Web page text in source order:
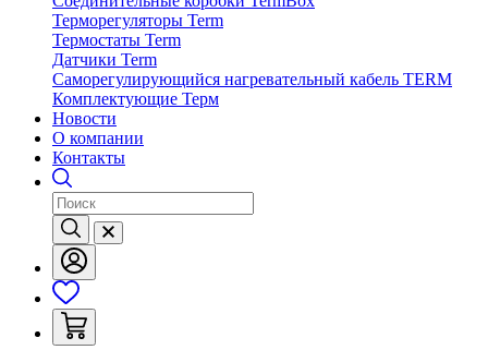
Терморегуляторы Term
Термостаты Term
Датчики Term
Саморегулирующийся нагревательный кабель TERM
Комплектующие Терм
Новости
О компании
Контакты